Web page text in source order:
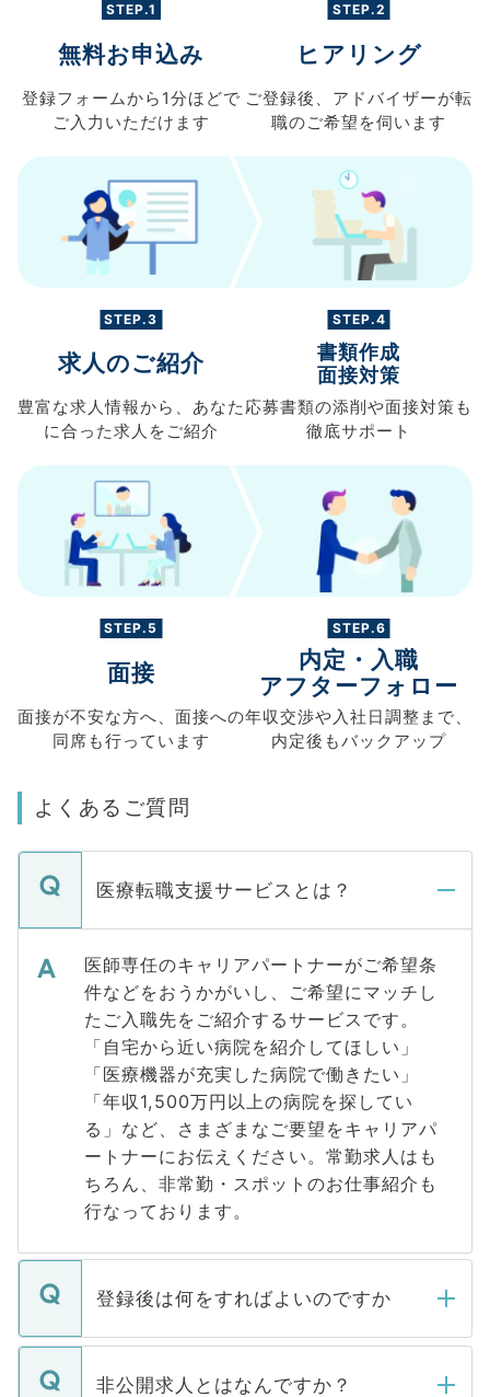
STEP.1
無料お申込み
登録フォームから 1分ほどで
ご入力 いただけます
STEP.2
ヒアリング
ご登録後、 アドバイザーが転
職のご希望を伺います
STEP.3
求人のご紹介
豊富な求人情報から、 あなた
に合った求人を ご紹介
STEP.4
書類作成
面接対策
応募書類の添削や面接対策も
徹底サポート
STEP.5
面接
面接が不安な方へ、 面接への
同席も行っています
STEP.6
内定・入職
アフターフォロー
年収交渉や入社日調整まで、
内定後もバックアップ
よくあるご質問
医療転職支援サービスとは？
医師専任のキャリアパートナーがご希望条
件などをおうかがいし、ご希望にマッチし
たご入職先をご紹介するサービスです。
「自宅から近い病院を紹介してほしい」
「医療機器が充実した病院で働きたい」
「年収1,500万円以上の病院を探してい
る」など、さまざまなご要望をキャリアパ
ートナーにお伝えください。常勤求人はも
ちろん、非常勤・スポットのお仕事紹介も
行なっております。
登録後は何をすればよいのですか
ご登録いただきましたら、弊社担当者がご
登録内容を確認し、その後メールもしくは
非公開求人とはなんですか？